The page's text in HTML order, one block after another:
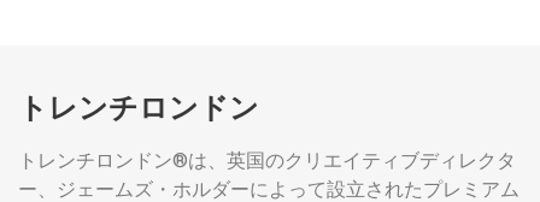
トレンチロンドン
トレンチロンドン®は、英国のクリエイティブディレクタ
ー、ジェームズ・ホルダーによって設立されたプレミアム